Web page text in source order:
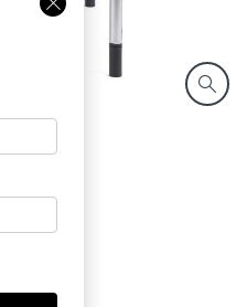
Fermer